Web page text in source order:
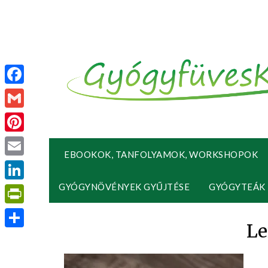
EBOOKOK, TANFOLYAMOK, WORKSHOPOK
GYÓGYNÖVÉNYEK GYŰJTÉSE GYÓGYTEÁK
Facebook
Gmail
Pinterest
Email
LinkedIn
PrintFriendly